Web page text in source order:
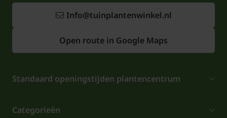
Info@tuinplantenwinkel.nl
Open route in Google Maps
Standaard openingstijden plantencentrum
Categorieën